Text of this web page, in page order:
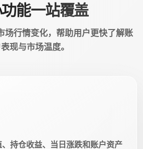
能一站覆盖
场行情变化，帮助用户更快了解账
现与市场温度。
持仓收益、当日涨跌和账户资产